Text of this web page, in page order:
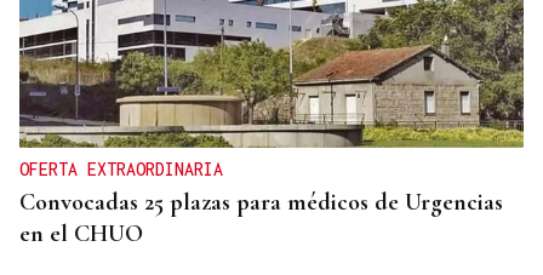
OFERTA EXTRAORDINARIA
Convocadas 25 plazas para médicos de Urgencias
en el CHUO